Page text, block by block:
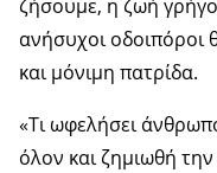
ζήσουμε, η ζωή
ανήσυχοι οδοιπόροι
και μόνιμη πατρίδα.
«Τι ωφελήσει
όλον και ζημιωθή